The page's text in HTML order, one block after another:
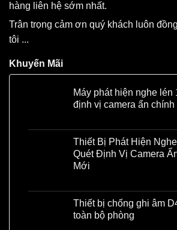
hàng liên hệ sớm nhất.
Trân trọng cảm ơn quý khách luôn
tôi ...
Khuyến Mãi
Máy phát hiện nghe lén
định vị camera ẩn chính
Thiết Bị Phát Hiện
Quét Định Vị Camera
Mới
Thiết bị chống ghi âm
toàn bộ phòng